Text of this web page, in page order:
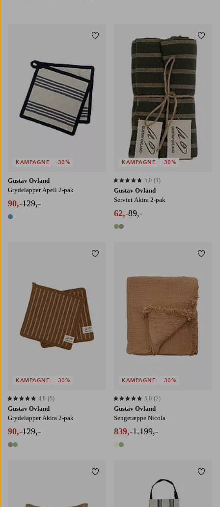
Gustav Ovland
Grydelapper Apell 2-pak
90,-129,-
1 farve
KAMPAGNE -30%
Tilføj til favoritter
Gustav Ovland
Serviet Akira 2-pak
62,-89,-
2 farver
5,0 baseret på 1 bedømmelser
5,0 (1)
KAMPAGNE -30%
Gustav Ovland
Grydelapper Akira 2-pak
90,-129,-
2 farver
4,8 baseret på 5 bedømmelser
4,8 (5)
KAMPAGNE -30%
Tilføj til favoritter
Gustav Ovland
Sengetæppe Nicola
839,-1.199,-
2 farver
5,0 baseret på 2 bedømmelser
5,0 (2)
KAMPAGNE -30%
Tilføj til favoritter